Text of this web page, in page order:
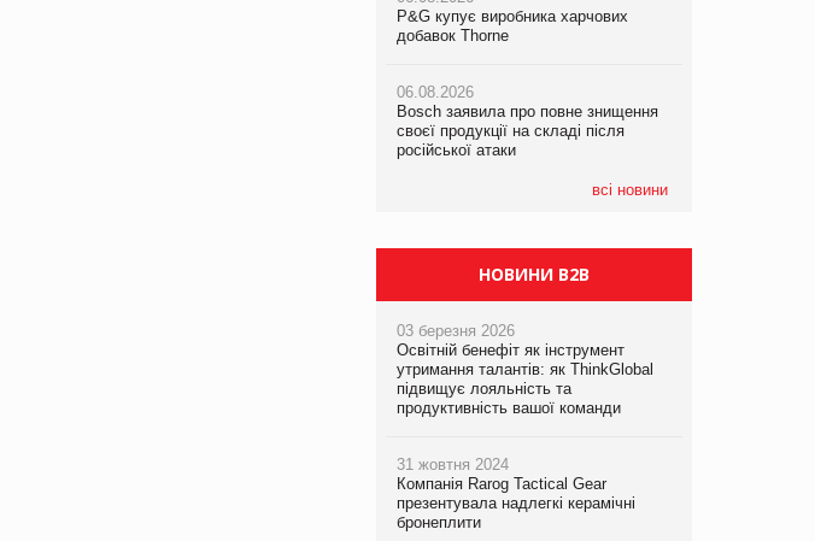
P&G купує виробника харчових
добавок Thorne
06.08.2026
Bosch заявила про повне знищення
своєї продукції на складі після
російської атаки
всі новини
у VARUS з’явилися новинки від ТМ
ТОКЕРИ
Сергій Лісунов про заморожені
P&G купує виробника харчових
добавок Thorne
06.08.2026
Bosch заявила про повне знищення
своєї продукції на складі після
російської атаки
НОВИНИ B2B
03 березня 2026
Освітній бенефіт як інструмент
утримання талантів: як ThinkGlobal
підвищує лояльність та
продуктивність вашої команди
31 жовтня 2024
Компанія Rarog Tactical Gear
презентувала надлегкі керамічні
бронеплити